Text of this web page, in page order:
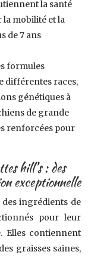
la santé
mobilité et la
de 7 ans
formules
différentes races,
génétiques à
de grande
renforcées pour
hill’s : des
exceptionnelle
des ingrédients de
pour leur
Elles contiennent
graisses saines,